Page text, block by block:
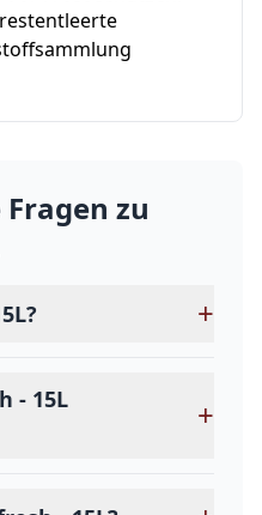
zu
+
- 15L
+